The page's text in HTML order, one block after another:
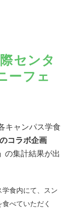
センタ
ーフェ
キャンパス学食
コラボ企画
の集計結果が出
食内にて、スン
べていただく